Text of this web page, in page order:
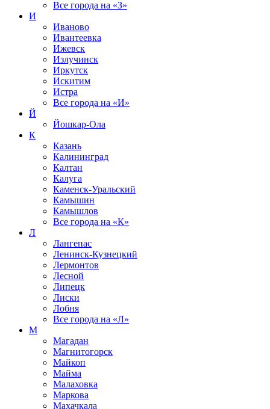
Все города на «З»
И
Иваново
Ивантеевка
Ижевск
Излучинск
Иркутск
Искитим
Истра
Все города на «И»
Й
Йошкар-Ола
К
Казань
Калининград
Калтан
Калуга
Каменск-Уральский
Камышин
Камышлов
Все города на «К»
Л
Лангепас
Ленинск-Кузнецкий
Лермонтов
Лесной
Липецк
Лиски
Лобня
Все города на «Л»
М
Магадан
Магнитогорск
Майкоп
Майма
Малаховка
Маркова
Махачкала